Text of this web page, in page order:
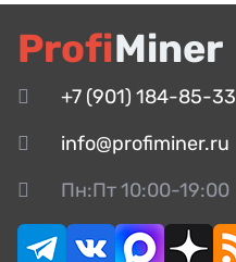
ProfiMiner
+7 (901) 184-85-33
info@profiminer.ru
Пн:Пт 10:00-19:00